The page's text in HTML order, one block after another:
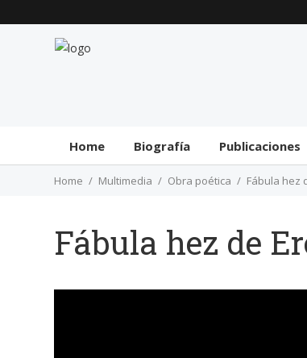
Home Biografía Publicaciones
Home Multimedia Obra poética Fábula hez
Fábula hez de